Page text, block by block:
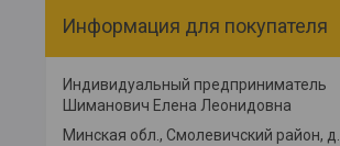
Информация для покупателя
Индивидуальный предприниматель
Шиманович Елена Леонидовна
Минская обл., Смолевичский район, д.